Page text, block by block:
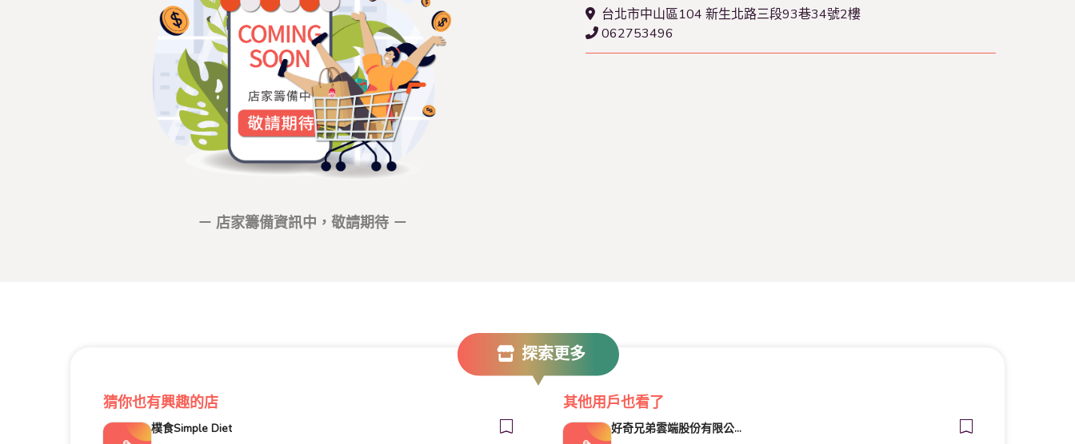
－ 店家籌備資訊中，敬請期待 －
台北市中山區104 新生北路三段93巷34號2樓
062753496
探索更多
猜你也有興趣的店
樸食Simple Diet
其他用戶也看了
好奇兄弟雲端股份有限公司｜Google行銷導客顧問・高雄台南行銷顧問